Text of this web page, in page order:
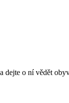
dejte o ní vědět